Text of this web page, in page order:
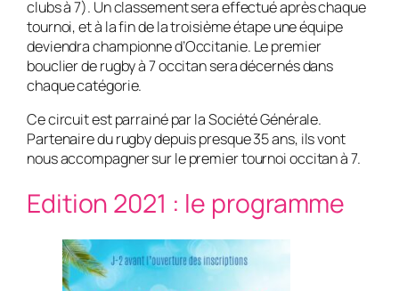
clubs à 7). Un classement sera effectué après chaque
tournoi, et à la fin de la troisième étape une équipe
deviendra championne d’Occitanie. Le premier
bouclier de rugby à 7 occitan sera décernés dans
chaque catégorie.
Ce circuit est parrainé par la Société Générale.
Partenaire du rugby depuis presque 35 ans, ils vont
nous accompagner sur le premier tournoi occitan à 7.
Edition 2021 : le programme